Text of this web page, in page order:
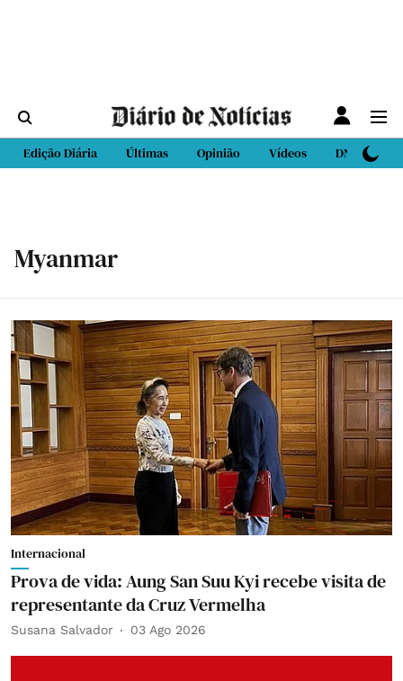
Edição Diária Últimas Opinião Vídeos DN Sport
Myanmar
Internacional
Prova de vida: Aung San Suu Kyi recebe visita de
representante da Cruz Vermelha
Susana Salvador 03 Ago 2026